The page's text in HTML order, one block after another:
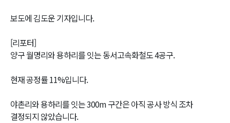
보도에 김도운 기자입니다.
[리포터]
양구 월명리와 용하리를 잇는 동서고속화철도 4공구.
현재 공정률 11%입니다.
야촌리와 용하리를 잇는 300m 구간은 아직 공사 방식 조차
결정되지 않았습니다.